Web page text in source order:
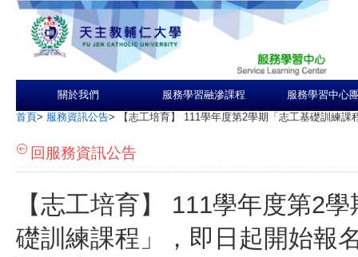
關於我們 服務學習融滲課程 服務學習中心
首頁> 服務資訊公告> 【志工培育】 111學年度第2學期「志工基礎訓練
回服務資訊公告
【志工培育】 111學年度第2
礎訓練課程」，即日起開始報